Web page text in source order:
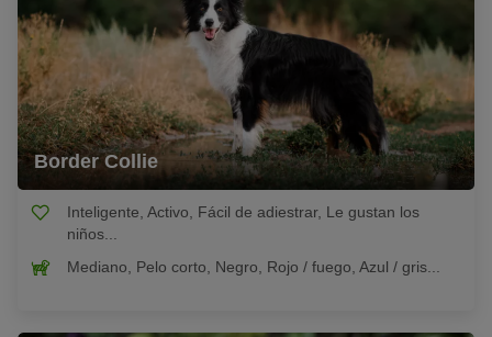
Border Collie
Inteligente, Activo, Fácil de adiestrar, Le gustan los
niños...
Mediano, Pelo corto, Negro, Rojo / fuego, Azul / gris...